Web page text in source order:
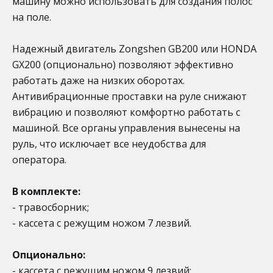
на поле.
Надежный двигатель Zongshen GB200 или HONDA
GX200 (опционально) позволяют эффективно
работать даже на низких оборотах.
Антивибрационные проставки на руле снижают
вибрацию и позволяют комфортно работать с
машиной. Все органы управления вынесены на
руль, что исключает все неудобства для
оператора.
В комплекте:
- травосборник;
- кассета с режущим ножом 7 лезвий.
Опционально: